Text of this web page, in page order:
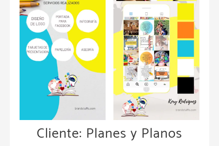
Cliente: Planes y Planos